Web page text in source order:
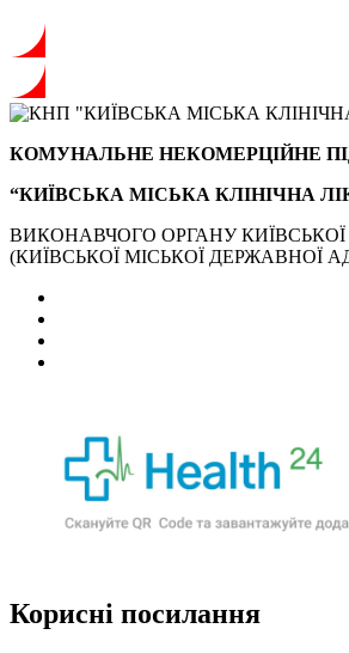
КОМУНАЛЬНЕ НЕКОМЕРЦІЙНЕ
“КИЇВСЬКА МІСЬКА КЛІНІЧНА
ВИКОНАВЧОГО ОРГАНУ КИЇВСЬКОЇ
(КИЇВСЬКОЇ МІСЬКОЇ ДЕРЖАВНОЇ
Корисні посилання